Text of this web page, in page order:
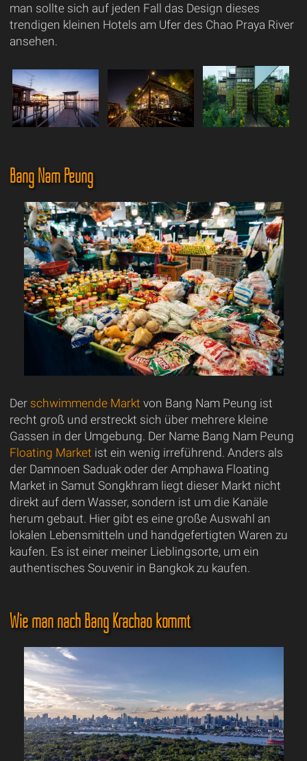
man sollte sich auf jeden Fall das Design dieses
trendigen kleinen Hotels am Ufer des Chao Praya River
ansehen.
Bang Nam Peung
Der schwimmende Markt von Bang Nam Peung ist
recht groß und erstreckt sich über mehrere kleine
Gassen in der Umgebung. Der Name Bang Nam Peung
Floating Market ist ein wenig irreführend. Anders als
der Damnoen Saduak oder der Amphawa Floating
Market in Samut Songkhram liegt dieser Markt nicht
direkt auf dem Wasser, sondern ist um die Kanäle
herum gebaut. Hier gibt es eine große Auswahl an
lokalen Lebensmitteln und handgefertigten Waren zu
kaufen. Es ist einer meiner Lieblingsorte, um ein
authentisches Souvenir in Bangkok zu kaufen.
Wie man nach Bang Krachao kommt